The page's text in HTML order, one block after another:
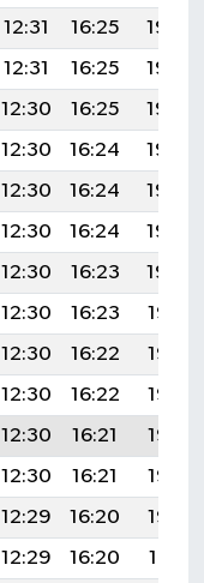
12:31 16:25
19:46
12:31 16:25
19:45
12:30 16:25
19:44
12:30 16:24
19:43
12:30 16:24
19:42
12:30 16:24
19:40
12:30 16:23
19:39
12:30 16:23
19:38
12:30 16:22
19:37
12:30 16:22
19:36
12:30 16:21
19:35
12:30 16:21
19:33
12:29 16:20
19:32
12:29 16:20
19:31